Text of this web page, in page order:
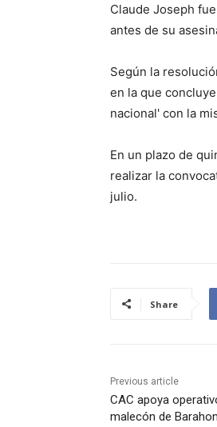
Claude Joseph
antes de su
Según la
en la que
nacional' con la
En un plazo de
realizar la
julio.
Share
Previous article
CAC apoya
malecón de